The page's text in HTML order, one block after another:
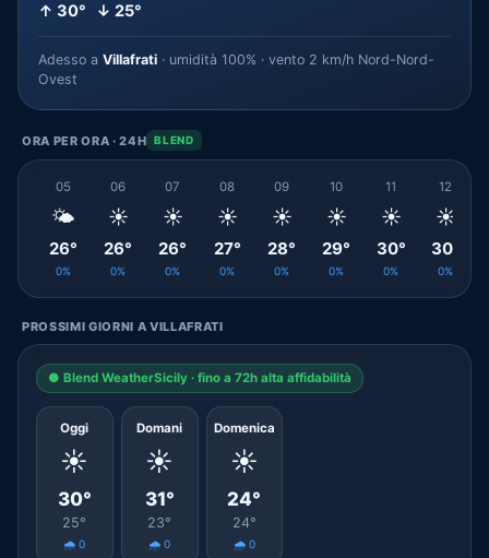
↑ 30° ↓ 25°
Adesso a Villafrati · umidità 100% · vento 2 km/h Nord-Nord-
Ovest
ORA PER ORA · 24H BLEND
05
🌤️
26°
0%
06
☀️
26°
0%
07
☀️
26°
0%
08
☀️
27°
0%
09
☀️
28°
0%
10
☀️
29°
0%
11
☀️
30°
0%
12
☀️
30°
0%
PROSSIMI GIORNI A VILLAFRATI
● Blend WeatherSicily · fino a 72h alta affidabilità
Oggi
☀️
30°
25°
🌧️ 0
Domani
☀️
31°
23°
🌧️ 0
Domenica
☀️
24°
24°
🌧️ 0